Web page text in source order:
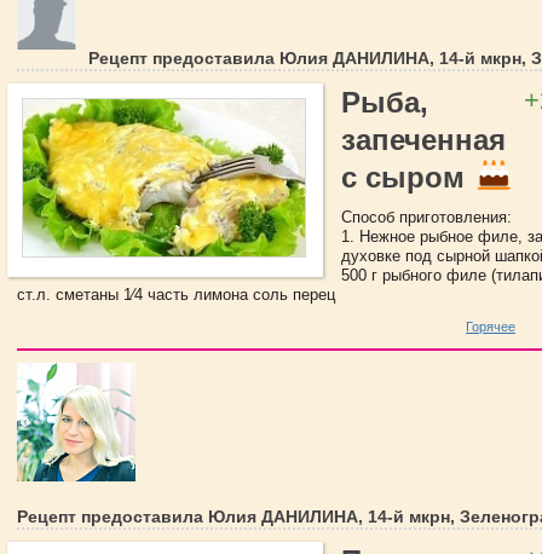
Рецепт предоставила Юлия ДАНИЛИНА, 14-й мкрн,
Рыба,
запеченная
с сыром
Способ приготовления:
1. Нежное рыбное филе,
духовке под сырной
500 г рыбного филе
ст.л. сметаны 1⁄4 часть лимона соль перец
Горячее
Рецепт предоставила Юлия ДАНИЛИНА, 14-й мкрн,